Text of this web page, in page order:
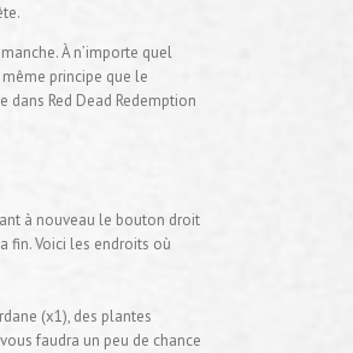
À n’importe quel
principe que le
dans Red Dead Redemption
à nouveau le bouton droit
fin. Voici les endroits où
(x1), des plantes
faudra un peu de chance